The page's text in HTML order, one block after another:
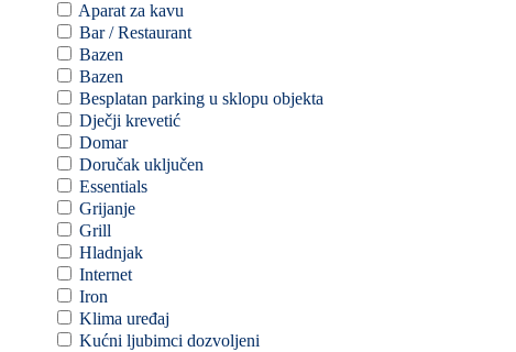
Aparat za kavu
Bar / Restaurant
Bazen
Bazen
Besplatan parking u sklopu objekta
Dječji krevetić
Domar
Doručak uključen
Essentials
Grijanje
Grill
Hladnjak
Internet
Iron
Klima uređaj
Kućni ljubimci dozvoljeni